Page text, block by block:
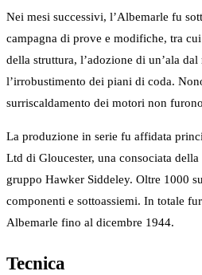
Nei mesi successivi, l’Albemarle fu
campagna di prove e modifiche, tra
della struttura, l’adozione di un’ala
l’irrobustimento dei piani di coda.
surriscaldamento dei motori non
La produzione in serie fu affidata
Ltd di Gloucester, una consociata
gruppo Hawker Siddeley. Oltre 1000
componenti e sottoassiemi. In totale
Albemarle fino al dicembre 1944.
Tecnica